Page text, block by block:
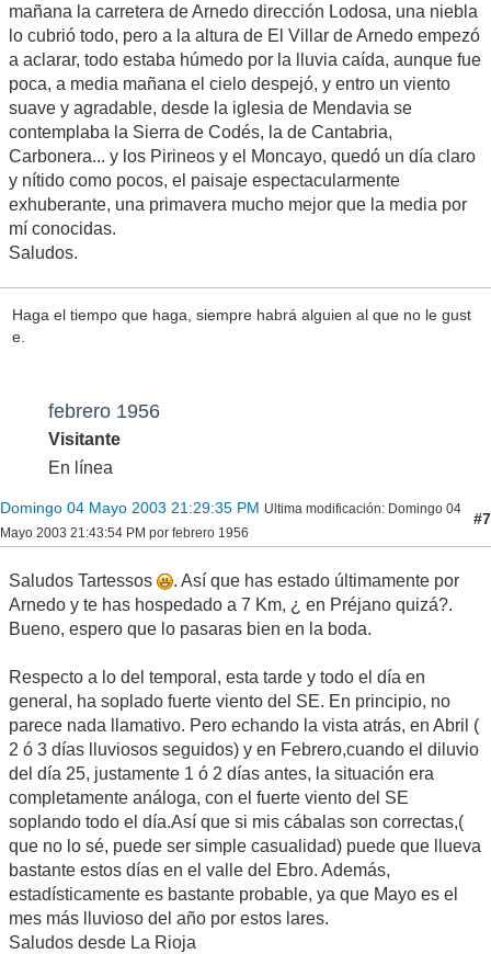
mañana la carretera de Arnedo dirección Lodosa, una niebla
lo cubrió todo, pero a la altura de El Villar de Arnedo empezó
a aclarar, todo estaba húmedo por la lluvia caída, aunque fue
poca, a media mañana el cielo despejó, y entro un viento
suave y agradable, desde la iglesia de Mendavia se
contemplaba la Sierra de Codés, la de Cantabria,
Carbonera... y los Pirineos y el Moncayo, quedó un día claro
y nítido como pocos, el paisaje espectacularmente
exhuberante, una primavera mucho mejor que la media por
mí conocidas.
Saludos.
Haga el tiempo que haga, siempre habrá alguien al que no le gust
e.
febrero 1956
Visitante
En línea
Domingo 04 Mayo 2003 21:29:35 PM Ultima modificación: Domingo 04
Mayo 2003 21:43:54 PM por febrero 1956
#7
Saludos Tartessos
. Así que has estado últimamente por
Arnedo y te has hospedado a 7 Km, ¿ en Préjano quizá?.
Bueno, espero que lo pasaras bien en la boda.
Respecto a lo del temporal, esta tarde y todo el día en
general, ha soplado fuerte viento del SE. En principio, no
parece nada llamativo. Pero echando la vista atrás, en Abril (
2 ó 3 días lluviosos seguidos) y en Febrero,cuando el diluvio
del día 25, justamente 1 ó 2 días antes, la situación era
completamente análoga, con el fuerte viento del SE
soplando todo el día.Así que si mis cábalas son correctas,(
que no lo sé, puede ser simple casualidad) puede que llueva
bastante estos días en el valle del Ebro. Además,
estadísticamente es bastante probable, ya que Mayo es el
mes más lluvioso del año por estos lares.
Saludos desde La Rioja